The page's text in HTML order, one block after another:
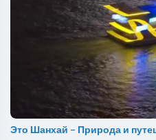
Это Шанхай – Природа и